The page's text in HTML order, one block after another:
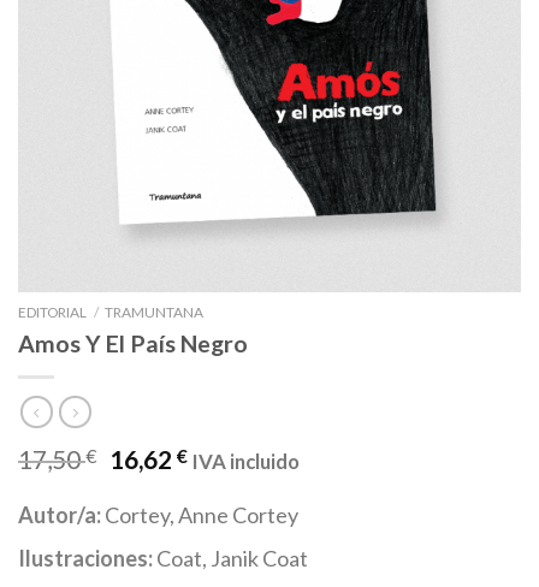
EDITORIAL / TRAMUNTANA
Amos Y El País Negro
17,50€ 16,62€ IVA incluido
Autor/a:Cortey, Anne Cortey
Ilustraciones:Coat, Janik Coat